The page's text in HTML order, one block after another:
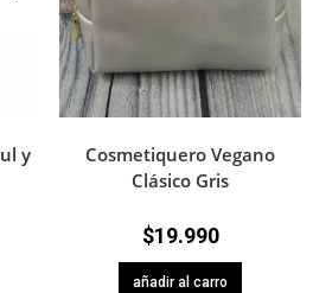
y
Cosmetiquero Vegano
Clásico Gris
$19.990
añadir al carro